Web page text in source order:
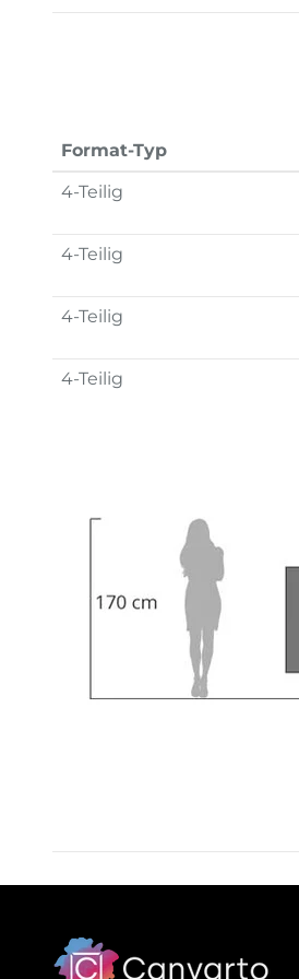
Format-Typ
4-Teilig
4-Teilig
4-Teilig
4-Teilig